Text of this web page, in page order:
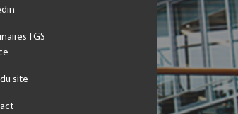
TGS
site